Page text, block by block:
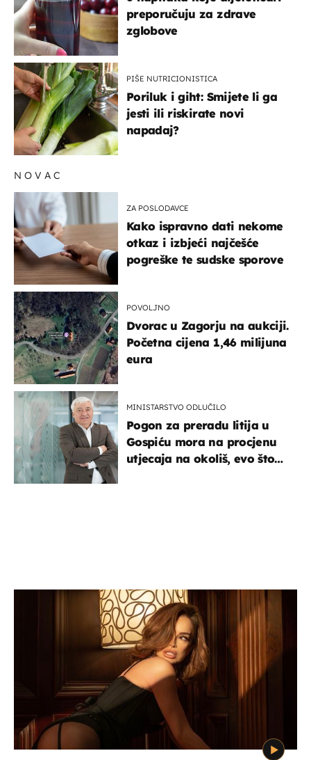
preporučuju za zdrave
zglobove
PIŠE NUTRICIONISTICA
Poriluk i giht: Smijete li ga
jesti ili riskirate novi
napadaj?
NOVAC
ZA POSLODAVCE
Kako ispravno dati nekome
otkaz i izbjeći najčešće
pogreške te sudske sporove
POVOLJNO
Dvorac u Zagorju na aukciji.
Početna cijena 1,46 milijuna
eura
MINISTARSTVO ODLUČILO
Pogon za preradu litija u
Gospiću mora na procjenu
utjecaja na okoliš, evo što